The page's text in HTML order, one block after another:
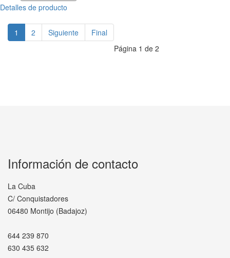
Detalles de producto
1 2 Siguiente
Final
Página 1 de 2
Información de contacto
La Cuba
C/ Conquistadores
06480 Montijo (Badajoz)
644 239 870
630 435 632